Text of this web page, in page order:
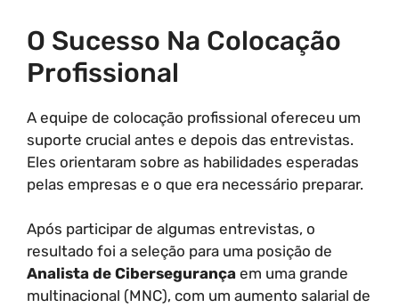
O Sucesso Na Colocação
Profissional
A equipe de colocação profissional ofereceu um
suporte crucial antes e depois das entrevistas.
Eles orientaram sobre as habilidades esperadas
pelas empresas e o que era necessário preparar.
Após participar de algumas entrevistas, o
resultado foi a seleção para uma posição de
Analista de Cibersegurança em uma grande
multinacional (MNC), com um aumento salarial de